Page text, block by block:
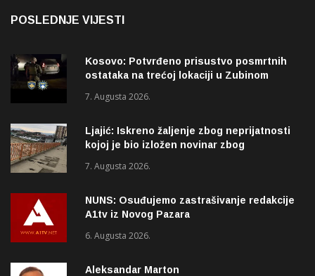
POSLEDNJE VIJESTI
Kosovo: Potvrđeno prisustvo posmrtnih
ostataka na trećoj lokaciji u Zubinom
7. Augusta 2026.
Ljajić: Iskreno žaljenje zbog neprijatnosti
kojoj je bio izložen novinar zbog
7. Augusta 2026.
NUNS: Osuđujemo zastrašivanje redakcije
A1tv iz Novog Pazara
6. Augusta 2026.
Aleksandar Marton